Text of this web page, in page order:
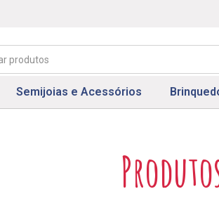
Semijoias e Acessórios